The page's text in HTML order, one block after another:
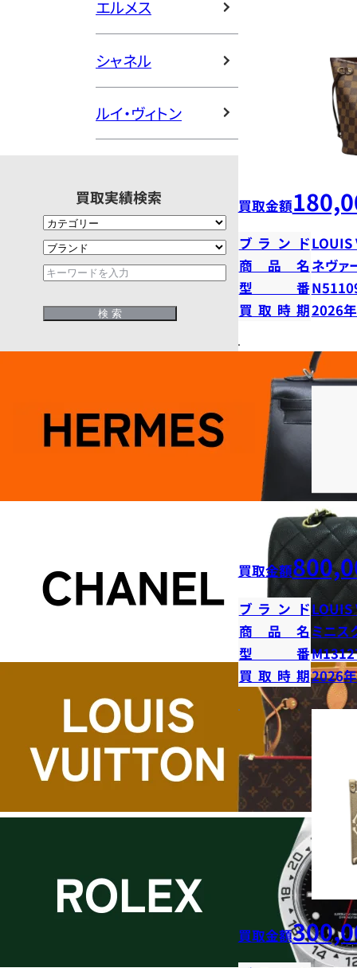
エルメス
シャネル
ルイ・ヴィトン
買取実績検索 買取金額
ブランドLOUIS
商品名 ネヴァ
型番
買取時期2026
買取金額
ブランドLOUIS
商品名 ミニス
型番
買取時期2026
買取金額